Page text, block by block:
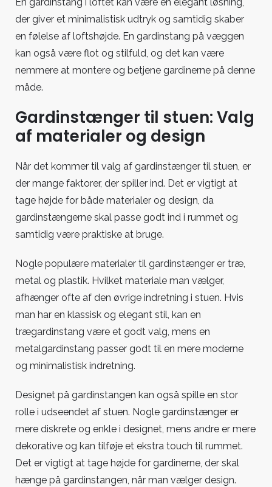
En gardinstang i loftet kan være en elegant løsning,
der giver et minimalistisk udtryk og samtidig skaber
en følelse af loftshøjde. En gardinstang på væggen
kan også være flot og stilfuld, og det kan være
nemmere at montere og betjene gardinerne på denne
måde.
Gardinstænger til stuen: Valg
af materialer og design
Når det kommer til valg af gardinstænger til stuen, er
der mange faktorer, der spiller ind. Det er vigtigt at
tage højde for både materialer og design, da
gardinstængerne skal passe godt ind i rummet og
samtidig være praktiske at bruge.
Nogle populære materialer til gardinstænger er træ,
metal og plastik. Hvilket materiale man vælger,
afhænger ofte af den øvrige indretning i stuen. Hvis
man har en klassisk og elegant stil, kan en
trægardinstang være et godt valg, mens en
metalgardinstang passer godt til en mere moderne
og minimalistisk indretning.
Designet på gardinstangen kan også spille en stor
rolle i udseendet af stuen. Nogle gardinstænger er
mere diskrete og enkle i designet, mens andre er mere
dekorative og kan tilføje et ekstra touch til rummet.
Det er vigtigt at tage højde for gardinerne, der skal
hænge på gardinstangen, når man vælger design.